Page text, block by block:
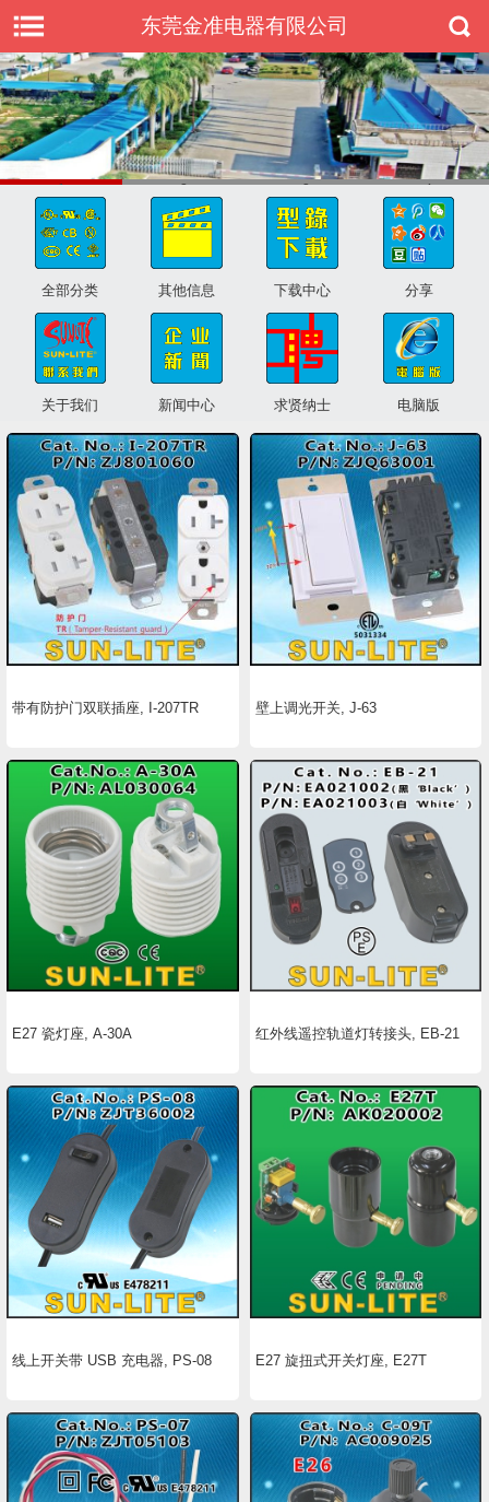
东莞金准电器有限公司
1 2 3 4
全部分类 其他信息 下载中心 分享
关于我们 新闻中心 求贤纳士 电脑版
带有防护门双联插座, I-207TR 壁上调光开关, J-63
E27 瓷灯座, A-30A 红外线遥控轨道灯转接头, EB-21
线上开关带 USB 充电器, PS-08 E27 旋扭式开关灯座, E27T